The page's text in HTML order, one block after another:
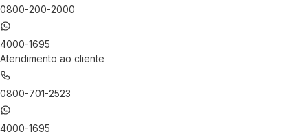
0800-200-2000
4000-1695
Atendimento ao cliente
0800-701-2523
4000-1695